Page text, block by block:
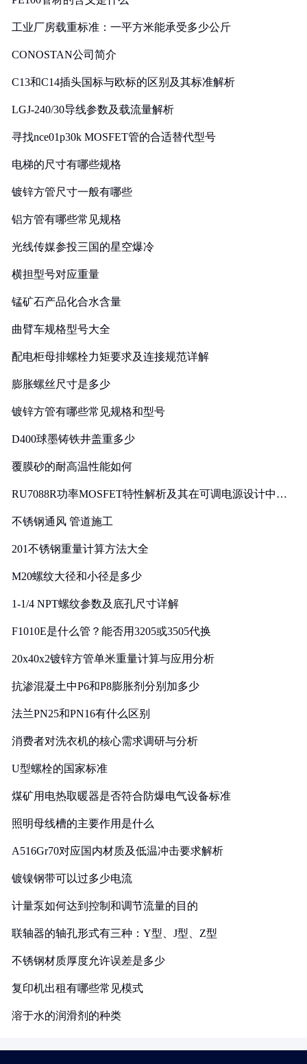
工业厂房载重标准：一平方米能承受多少公斤
CONOSTAN公司简介
C13和C14插头国标与欧标的区别及其标准解析
LGJ-240/30导线参数及载流量解析
寻找nce01p30k MOSFET管的合适替代型号
电梯的尺寸有哪些规格
镀锌方管尺寸一般有哪些
铝方管有哪些常见规格
光线传媒参投三国的星空爆冷
横担型号对应重量
锰矿石产品化合水含量
曲臂车规格型号大全
配电柜母排螺栓力矩要求及连接规范详解
膨胀螺丝尺寸是多少
镀锌方管有哪些常见规格和型号
D400球墨铸铁井盖重多少
覆膜砂的耐高温性能如何
RU7088R功率MOSFET特性解析及其在可调电源设计中的
不锈钢通风 管道施工
201不锈钢重量计算方法大全
M20螺纹大径和小径是多少
1-1/4 NPT螺纹参数及底孔尺寸详解
F1010E是什么管？能否用3205或3505代换
20x40x2镀锌方管单米重量计算与应用分析
抗渗混凝土中P6和P8膨胀剂分别加多少
法兰PN25和PN16有什么区别
消费者对洗衣机的核心需求调研与分析
U型螺栓的国家标准
煤矿用电热取暖器是否符合防爆电气设备标准
照明母线槽的主要作用是什么
A516Gr70对应国内材质及低温冲击要求解析
镀镍钢带可以过多少电流
计量泵如何达到控制和调节流量的目的
联轴器的轴孔形式有三种：Y型、J型、Z型
不锈钢材质厚度允许误差是多少
复印机出租有哪些常见模式
溶于水的润滑剂的种类